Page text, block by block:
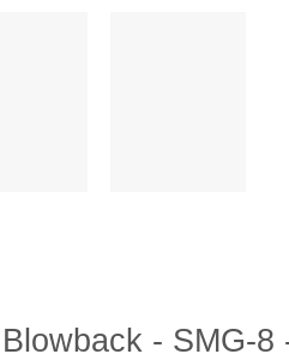
- SMG-